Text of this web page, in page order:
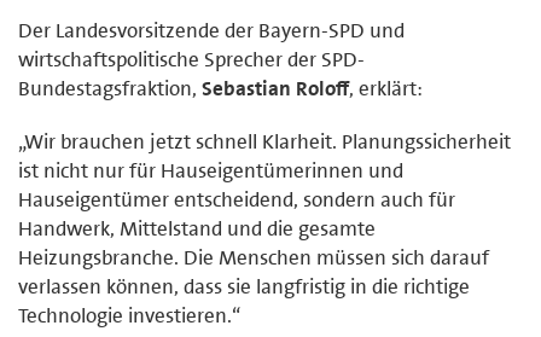
Der Landesvorsitzende der Bayern-SPD und
wirtschaftspolitische Sprecher der SPD-
Bundestagsfraktion, Sebastian Roloff, erklärt:
„Wir brauchen jetzt schnell Klarheit. Planungssicherheit
ist nicht nur für Hauseigentümerinnen und
Hauseigentümer entscheidend, sondern auch für
Handwerk, Mittelstand und die gesamte
Heizungsbranche. Die Menschen müssen sich darauf
verlassen können, dass sie langfristig in die richtige
Technologie investieren.“